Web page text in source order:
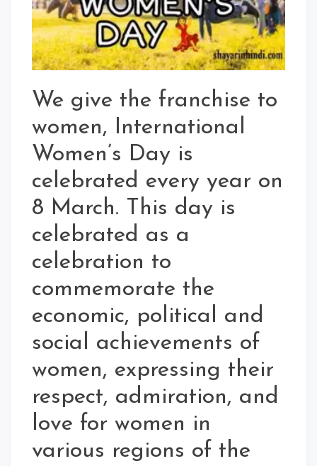
We give the franchise to
women, International
Women’s Day is
celebrated every year on
8 March. This day is
celebrated as a
celebration to
commemorate the
economic, political and
social achievements of
women, expressing their
respect, admiration, and
love for women in
various regions of the